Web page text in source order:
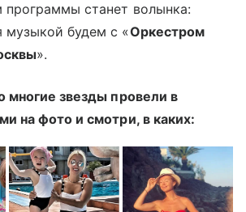
программы станет волынка:
музыкой будем с «Оркестром
».
многие звезды провели в
на фото и смотри, в каких: